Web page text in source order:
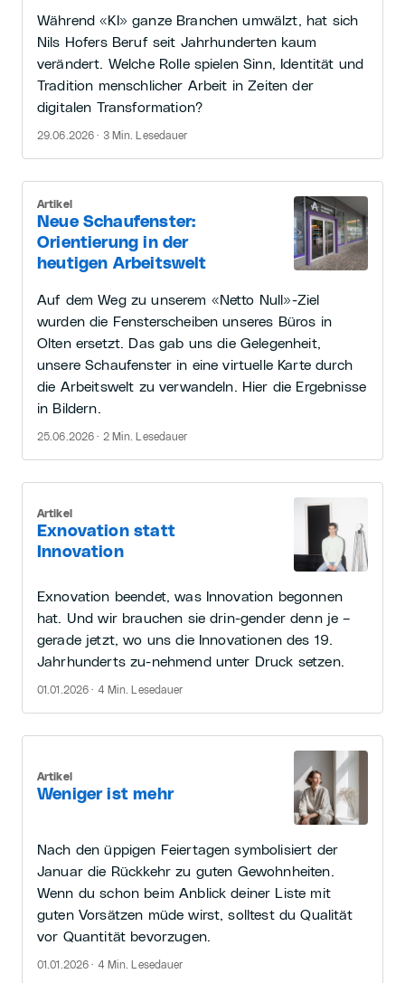
Während «KI» ganze Branchen umwälzt, hat sich
Nils Hofers Beruf seit Jahrhunderten kaum
verändert. Welche Rolle spielen Sinn, Identität und
Tradition menschlicher Arbeit in Zeiten der
digitalen Transformation?
29.06.2026 · 3 Min. Lesedauer
Neue Schaufenster:
Orientierung in der
heutigen Arbeitswelt
Artikel
Auf dem Weg zu unserem «Netto Null»-Ziel
wurden die Fensterscheiben unseres Büros in
Olten ersetzt. Das gab uns die Gelegenheit,
unsere Schaufenster in eine virtuelle Karte durch
die Arbeitswelt zu verwandeln. Hier die Ergebnisse
in Bildern.
25.06.2026 · 2 Min. Lesedauer
Exnovation statt
Innovation
Artikel
Exnovation beendet, was Innovation begonnen
hat. Und wir brauchen sie drin-gender denn je –
gerade jetzt, wo uns die Innovationen des 19.
Jahrhunderts zu-nehmend unter Druck setzen.
01.01.2026 · 4 Min. Lesedauer
Weniger ist mehr
Artikel
Nach den üppigen Feiertagen symbolisiert der
Januar die Rückkehr zu guten Gewohnheiten.
Wenn du schon beim Anblick deiner Liste mit
guten Vorsätzen müde wirst, solltest du Qualität
vor Quantität bevorzugen.
01.01.2026 · 4 Min. Lesedauer